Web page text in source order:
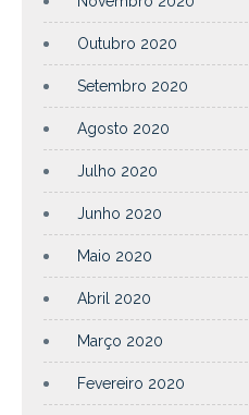
Outubro 2020
Setembro 2020
Agosto 2020
Julho 2020
Junho 2020
Maio 2020
Abril 2020
Março 2020
Fevereiro 2020